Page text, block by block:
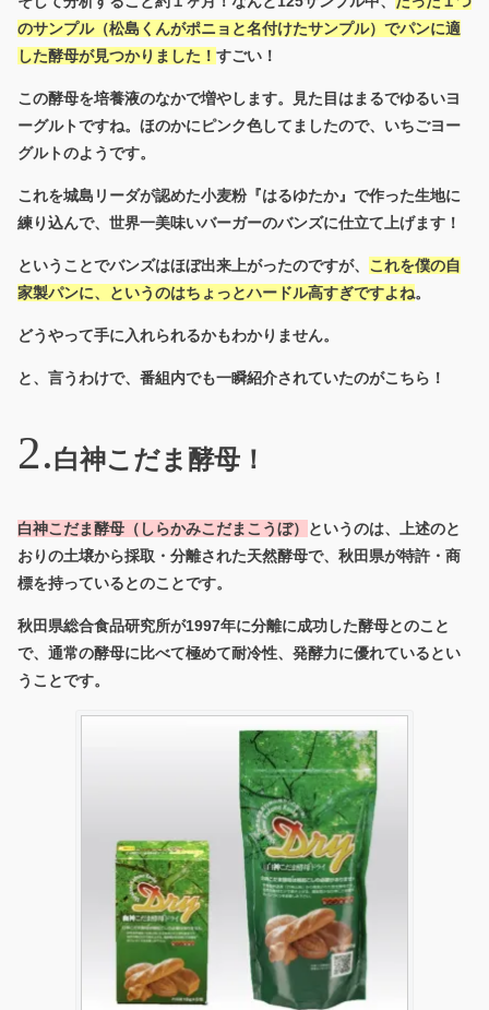
のサンプル（松島くんがポニョと名付けたサンプル）でパンに適
した酵母が見つかりました！ すごい！
この酵母を培養液のなかで増やします。見た目はまるでゆるいヨ
ーグルトですね。ほのかにピンク色してましたので、いちごヨー
グルトのようです。
これを城島リーダが認めた小麦粉『はるゆたか』で作った生地に
練り込んで、世界一美味いバーガーのバンズに仕立て上げます！
ということでバンズはほぼ出来上がったのですが、 これを僕の自
家製パンに、というのはちょっとハードル高すぎですよね。
どうやって手に入れられるかもわかりません。
と、言うわけで、番組内でも一瞬紹介されていたのがこちら！
白神こだま酵母！
白神こだま酵母 （しらかみこだまこうぼ）
というのは、上述のと
おりの土壌から採取・分離された天然酵母で、秋田県が特許・商
標を持っているとのことです。
秋田県総合食品研究所が1997年に分離に成功した酵母とのこと
で、通常の酵母に比べて極めて耐冷性、発酵力に優れているとい
うことです。